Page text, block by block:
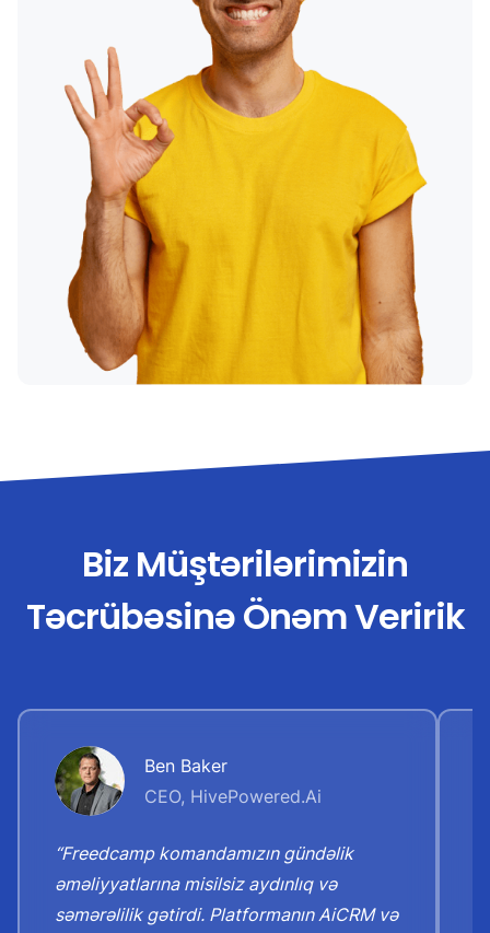
Biz Müştərilərimizin
Təcrübəsinə Önəm Veririk
Ben Baker
CEO, HivePowered.Ai
“Freedcamp komandamızın gündəlik
əməliyyatlarına misilsiz aydınlıq və
səmərəlilik gətirdi. Platformanın AiCRM və